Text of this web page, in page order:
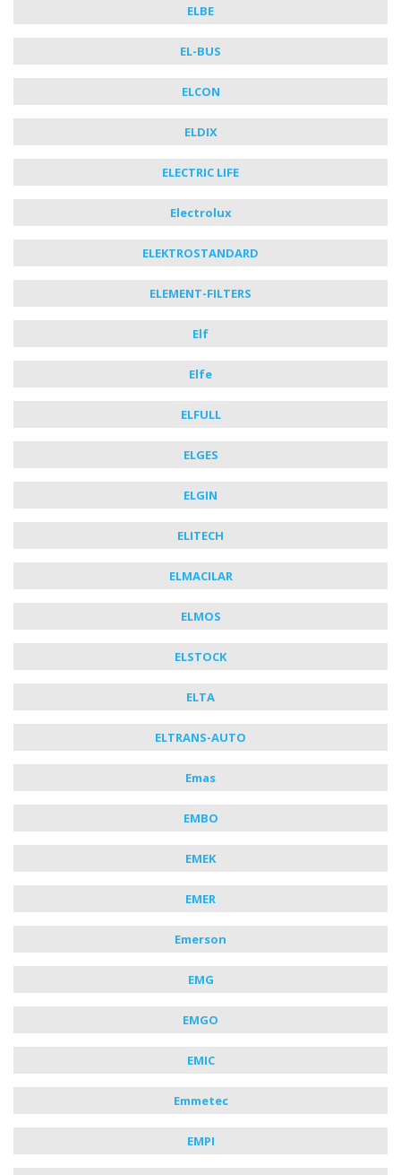
ELBE
EL-BUS
ELCON
ELDIX
ELECTRIC LIFE
Electrolux
ELEKTROSTANDARD
ELEMENT-FILTERS
Elf
Elfe
ELFULL
ELGES
ELGIN
ELITECH
ELMACILAR
ELMOS
ELSTOCK
ELTA
ELTRANS-AUTO
Emas
EMBO
EMEK
EMER
Emerson
EMG
EMGO
EMIC
Emmetec
EMPI